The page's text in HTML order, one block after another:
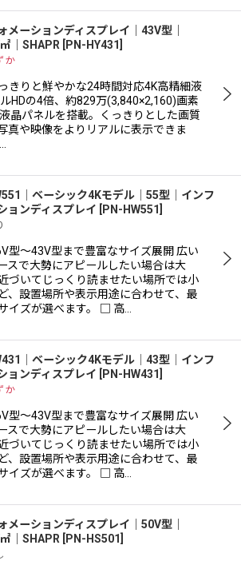
メーションディスプレイ｜43V型｜
｜SHAPR
PN-HY431
か
きりと鮮やかな24時間対応4K高精細液
HDの4倍、約829万(3,840×2,160)画素
晶パネルを搭載。くっきりとした画質
真や映像をよりリアルに表示できま
ベーシック4Kモデル│55型│インフ
ョンディスプレイ
PN-HW551
型〜43V型まで豊富なサイズ展開 広い
スで大勢にアピールしたい場合は大
づいてじっくり読ませたい場所では小
、設置場所や表示用途に合わせて、最
イズが選べます。 □ 高…
ベーシック4Kモデル│43型│インフ
ョンディスプレイ
PN-HW431
か
型〜43V型まで豊富なサイズ展開 広い
スで大勢にアピールしたい場合は大
づいてじっくり読ませたい場所では小
、設置場所や表示用途に合わせて、最
イズが選べます。 □ 高…
メーションディスプレイ｜50V型｜
｜SHAPR
PN-HS501